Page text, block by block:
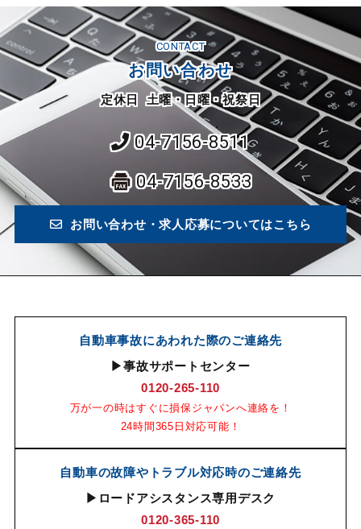
お問い合わせ
CONTACT
定休日 土曜・日曜・祝祭日
04-7156-8511
04-7156-8533
お問い合わせ・求人応募についてはこちら
自動車事故にあわれた際のご連絡先
▶事故サポートセンター
0120-265-110
万が一の時はすぐに損保ジャパンへ連絡を！
24時間365日対応可能！
自動車の故障やトラブル対応時のご連絡先
▶ロードアシスタンス専用デスク
0120-365-110